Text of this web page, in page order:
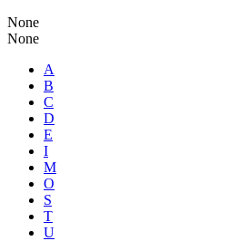
None
None
A
B
C
D
E
I
M
O
S
T
U